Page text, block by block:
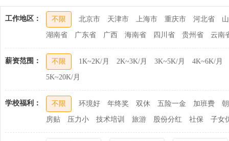
工作地区： 不限 北京市 天津市 上海市 重庆市 河北省
湖南省 广东省 广西 海南省 四川省 贵州省 云南
薪资范围： 不限 1K~2K/月 2K~3K/月 3K~5K/月 4K~6K/月
5K~20K/月
学校福利： 不限 环境好 年终奖 双休 五险一金 加班费
房贴 压力小 技术培训 旅游 股份分红 社保 子女